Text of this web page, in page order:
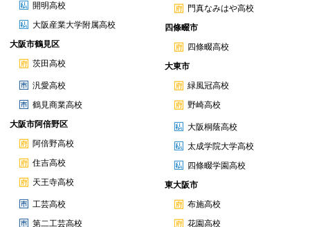
開明高校
大阪産業大学附属高校
大阪市鶴見区
茨田高校
汎愛高校
鶴見商業高校
大阪市阿倍野区
阿倍野高校
住吉高校
天王寺高校
工芸高校
第二工芸高校
門真なみはや高校
四條畷市
四條畷高校
大東市
緑風冠高校
野崎高校
大阪桐蔭高校
太成学院大学高校
四條畷学園高校
東大阪市
布施高校
花園高校